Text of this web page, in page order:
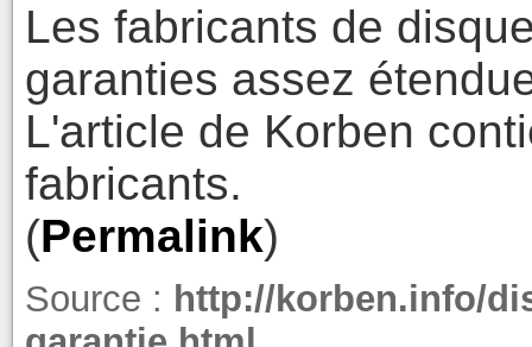
Les fabricants de
garanties assez
L'article de Korben
fabricants.
(Permalink)
Source : http://korben.info/